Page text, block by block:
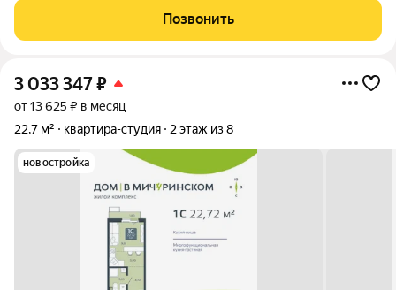
м - зона кухни 3 кв. м - совмещенный санузел - остекленная
лоджия - два лифт
Позвонить
3 033 347₽
от 13 625 ₽ в месяц
22,7 м²
квартира-студия 2 этаж из 8
новостройка